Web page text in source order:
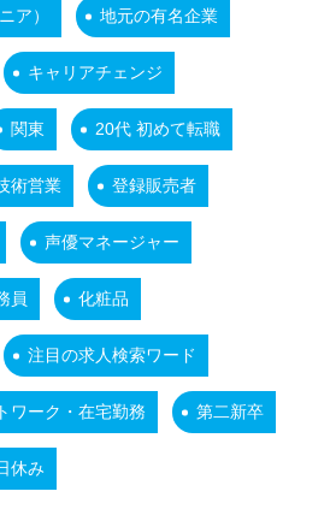
ア） 地元の有名企業
キャリアチェンジ
関東 20代 初めて転職
術営業 登録販売者
声優マネージャー
員 化粧品
注目の求人検索ワード
ワーク・在宅勤務 第二新卒
休み